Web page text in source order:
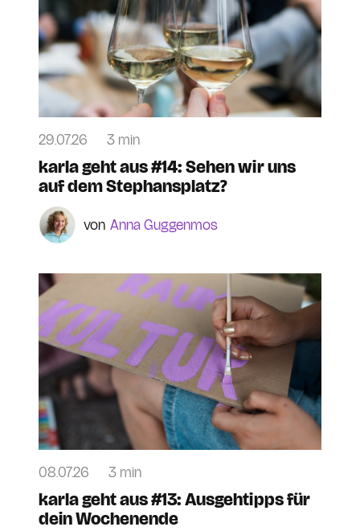
29.07.26 3 min
karla geht aus #14: Sehen wir uns
auf dem Stephansplatz?
Anna Guggenmos
08.07.26 3 min
karla geht aus #13: Ausgehtipps für
dein Wochenende